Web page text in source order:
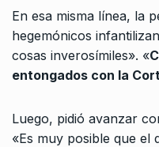
En esa misma línea, la
hegemónicos
cosas inverosímiles». «
entongados con la
Luego, pidió avanzar
«Es muy posible que el